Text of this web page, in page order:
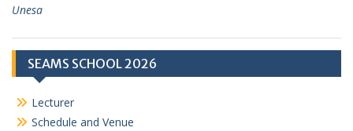
Unesa
SEAMS SCHOOL 2026
Lecturer
Schedule and Venue